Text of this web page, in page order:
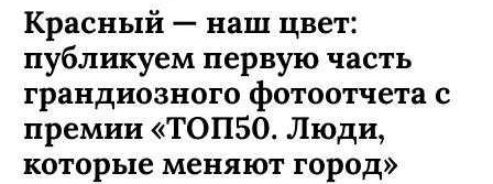
Красный — наш цвет:
публикуем первую часть
грандиозного фотоотчета с
премии «ТОП50. Люди,
которые меняют город»